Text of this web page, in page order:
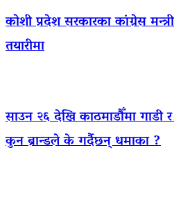
कोशी प्रदेश सरकारका कांग्रेस
तयारीमा
साउन २६ देखि काठमाडौँमा
कुन ब्रान्डले के गर्दैछन् धमाका ?